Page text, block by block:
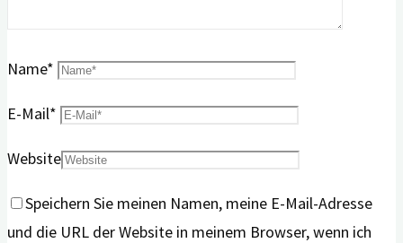
Name*
E-Mail*
Website
Speichern Sie meinen Namen, meine E-Mail-Adresse
und die URL der Website in meinem Browser, wenn ich